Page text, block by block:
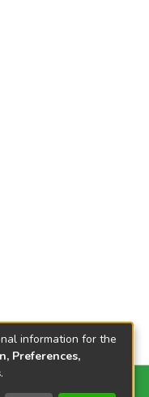
information for the
Preferences,
.